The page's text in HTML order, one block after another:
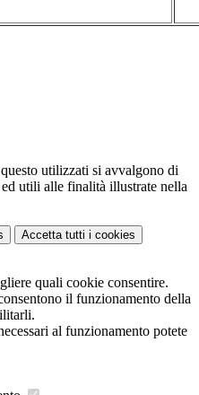
utilizzati si avvalgono di
utili alle finalità illustrate nella
Accetta tutti i cookies
quali cookie consentire.
il funzionamento della
al funzionamento potete